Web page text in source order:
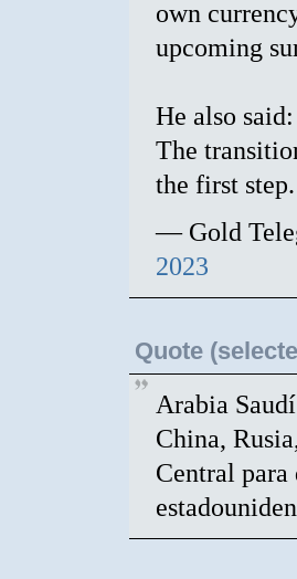
own
upcoming
He also said:
The
the first step.
— Gold
2023
Quote
Arabia
China,
Central para